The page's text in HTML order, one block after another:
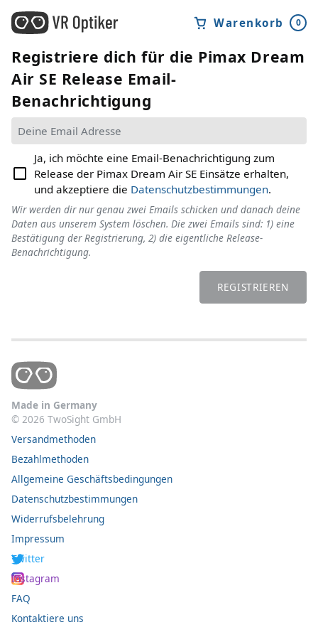
Warenkorb 0
Registriere dich für die Pimax Dream
Air SE Release Email-
Benachrichtigung
Ja, ich möchte eine Email-Benachrichtigung zum
Release der Pimax Dream Air SE Einsätze erhalten,
und akzeptiere die Datenschutzbestimmungen.
Wir werden dir nur genau zwei Emails schicken und danach deine
Daten aus unserem System löschen. Die zwei Emails sind: 1) eine
Bestätigung der Registrierung, 2) die eigentliche Release-
Benachrichtigung.
REGISTRIEREN
Made in Germany
© 2026 TwoSight GmbH
Versandmethoden
Bezahlmethoden
Allgemeine Geschäftsbedingungen
Datenschutzbestimmungen
Widerrufsbelehrung
Impressum
Twitter
Instagram
FAQ
Kontaktiere uns